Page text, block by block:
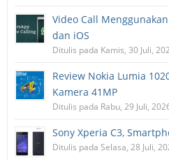
Video Call
dan iOS
Ditulis pada Kamis, 30 Juli,
Review Nokia Lumia
Kamera 41MP
Ditulis pada Rabu, 29 Juli,
Sony Xperia C3,
Ditulis pada Selasa, 28 Juli,